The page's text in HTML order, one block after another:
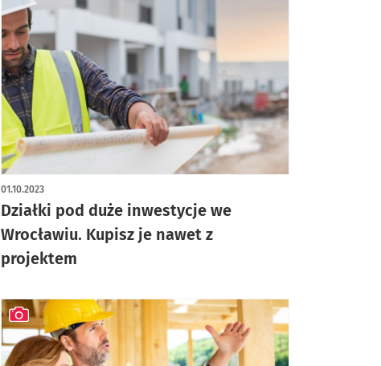
Działki pod duże inwestycje we
Wrocławiu. Kupisz je nawet z
projektem
01.10.2023
artykuł z galerią zdjęć